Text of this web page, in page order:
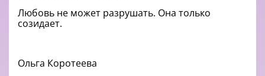
Любовь не может разрушать. Она только
созидает.
Ольга Коротеева